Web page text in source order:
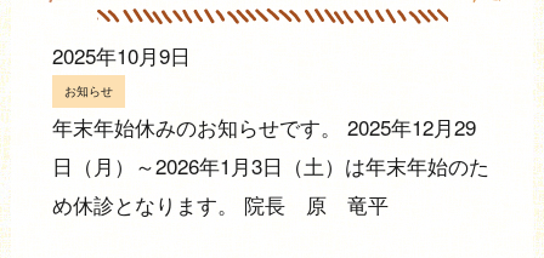
2025年10月9日
お知らせ
年末年始休みのお知らせです。 2025年12月29
日（月）～2026年1月3日（土）は年末年始のた
め休診となります。 院長 原 竜平